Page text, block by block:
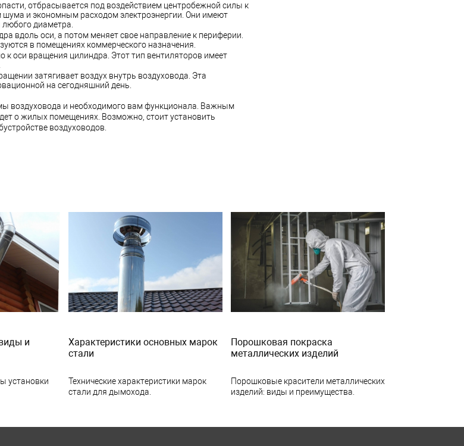
отбрасывается под воздействием центробежной силы к
и экономным расходом электроэнергии. Они имеют
диаметра.
вдоль оси, а потом меняет свое направление к периферии.
в помещениях коммерческого назначения.
оси вращения цилиндра. Этот тип вентиляторов имеет
затягивает воздух внутрь воздуховода. Эта
на сегодняшний день.
воздуховода и необходимого вам функционала. Важным
о жилых помещениях. Возможно, стоит установить
воздуховодов.
и
установки
Характеристики основных марок
стали
Технические характеристики марок
стали для дымохода.
Порошковая покраска
металлических изделий
Порошковые красители металлических
изделий: виды и преимущества.